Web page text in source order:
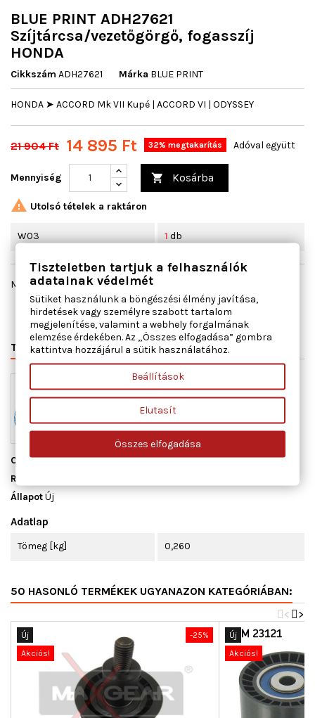
BLUE PRINT ADH27621
Szíjtárcsa/vezetőgörgő, fogasszíj
HONDA
Cikkszám ADH27621 Márka BLUE PRINT
HONDA ➤ ACCORD Mk VII Kupé | ACCORD VI | ODYSSEY
21 904 Ft 14 895 Ft 32% megtakarítás Adóval együtt
Mennyiség  Kosárba
 Utolsó tételek a raktáron
W03 1 db
Megosztás
TERMÉK RÉSZLETEI VÁLTÓSZÁMOK MIHEZ JÓ
CikkszámADH27621
Raktáron
ÁllapotÚj
Adatlap
Tömeg [kg] 0,260
50 HASONLÓ TERMÉKEK UGYANAZON KATEGÓRIÁBAN:
>
<
-25%
Új
Akciós!
Új
Akciós!
Tiszteletben tartjuk a felhasználók
adatainak védelmét
Sütiket használunk a böngészési élmény javítása,
hirdetések vagy személyre szabott tartalom
megjelenítése, valamint a webhely forgalmának
elemzése érdekében. Az „Összes elfogadása” gombra
kattintva hozzájárul a sütik használatához.
Beállítások
Elutasít
Összes elfogadása